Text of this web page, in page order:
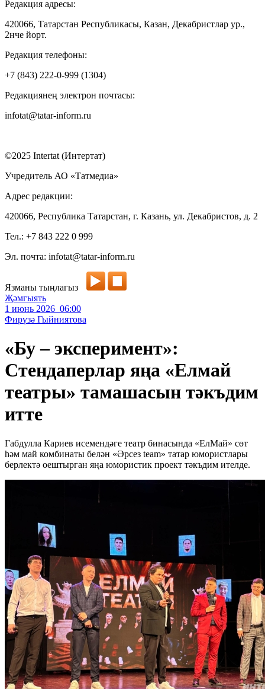
Редакция адресы:
420066, Татарстан Республикасы, Казан, Декабристлар ур.,
2нче йорт.
Редакция телефоны:
+7 (843) 222-0-999 (1304)
Редакциянең электрон почтасы:
infotat@tatar-inform.ru
©2025 Intertat (Интертат)
Учредитель АО «Татмедиа»
Адрес редакции:
420066, Республика Татарстан, г. Казань, ул. Декабристов, д. 2
Тел.: +7 843 222 0 999
Эл. почта: infotat@tatar-inform.ru
Язманы тыңлагыз
Җәмгыять
1 июнь 2026 06:00
Фирүзә Гыйниятова
«Бу – эксперимент»:
Стендаперлар яңа «Елмай
театры» тамашасын тәкъдим
итте
Габдулла Кариев исемендәге театр бинасында «ЕлМай» сөт
һәм май комбинаты белән «Әрсез team» татар юмористлары
берлектә оештырган яңа юмористик проект тәкъдим ителде.